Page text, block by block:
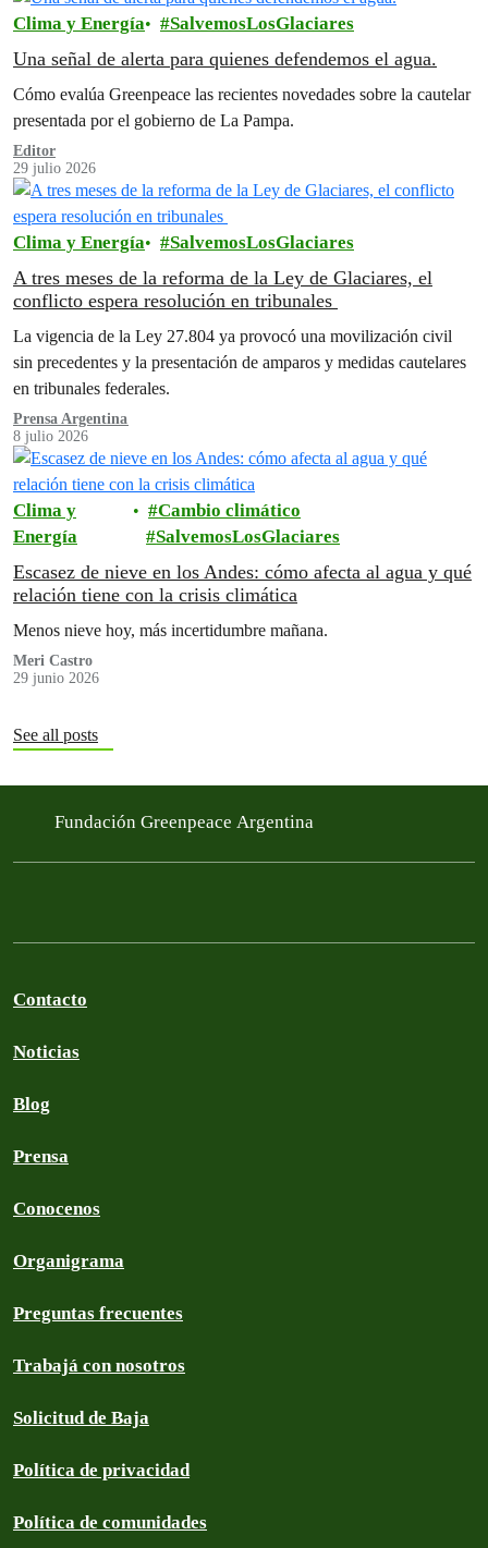
Clima y Energía SalvemosLosGlaciares
Una señal de alerta para quienes defendemos el agua.
Cómo evalúa Greenpeace las recientes novedades sobre la cautelar
presentada por el gobierno de La Pampa.
Editor
29 julio 2026
Clima y Energía SalvemosLosGlaciares
A tres meses de la reforma de la Ley de Glaciares, el
conflicto espera resolución en tribunales
La vigencia de la Ley 27.804 ya provocó una movilización civil
sin precedentes y la presentación de amparos y medidas cautelares
en tribunales federales.
Prensa Argentina
8 julio 2026
Clima y
Energía
Cambio climático
SalvemosLosGlaciares
Escasez de nieve en los Andes: cómo afecta al agua y qué
relación tiene con la crisis climática
Menos nieve hoy, más incertidumbre mañana.
Meri Castro
29 junio 2026
See all posts
Fundación Greenpeace Argentina
Contacto
Noticias
Blog
Prensa
Conocenos
Organigrama
Preguntas frecuentes
Trabajá con nosotros
Solicitud de Baja
Política de privacidad
Política de comunidades